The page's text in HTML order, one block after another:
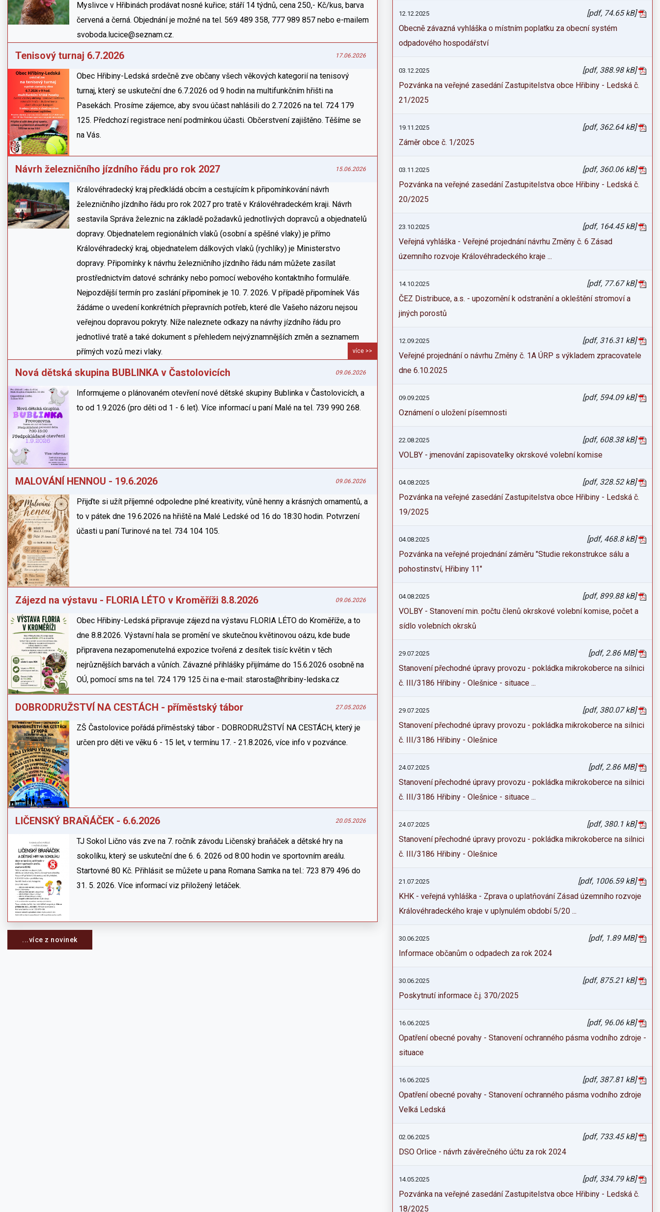
Myslivce v Hřibinách prodávat nosné kuřice; stáří 14 týdnů, cena 250,- Kč/kus, barva
červená a černá. Objednání je možné na tel. 569 489 358, 777 989 857 nebo e-mailem
svoboda.lucice@seznam.cz.
Tenisový turnaj 6.7.2026 17.06.2026
Obec Hřibiny-Ledská srdečně zve občany všech věkových kategorií na tenisový
turnaj, který se uskuteční dne 6.7.2026 od 9 hodin na multifunkčním hřišti na
Pasekách. Prosíme zájemce, aby svou účast nahlásili do 2.7.2026 na tel. 724 179
125. Předchozí registrace není podmínkou účasti. Občerstvení zajištěno. Těšíme se
na Vás.
Návrh železničního jízdního řádu pro rok 2027 15.06.2026
Královéhradecký kraj předkládá obcím a cestujícím k připomínkování návrh
železničního jízdního řádu pro rok 2027 pro tratě v Královéhradeckém kraji. Návrh
sestavila Správa železnic na základě požadavků jednotlivých dopravců a objednatelů
dopravy. Objednatelem regionálních vlaků (osobní a spěšné vlaky) je přímo
Královéhradecký kraj, objednatelem dálkových vlaků (rychlíky) je Ministerstvo
dopravy. Připomínky k návrhu železničního jízdního řádu nám můžete zasílat
prostřednictvím datové schránky nebo pomocí webového kontaktního formuláře.
Nejpozdější termín pro zaslání připomínek je 10. 7. 2026. V případě připomínek Vás
žádáme o uvedení konkrétních přepravních potřeb, které dle Vašeho názoru nejsou
veřejnou dopravou pokryty. Níže naleznete odkazy na návrhy jízdního řádu pro
jednotlivé tratě a také dokument s přehledem nejvýznamnějších změn a seznamem
přímých vozů mezi vlaky.
více >>
Nová dětská skupina BUBLINKA v Častolovicích 09.06.2026
Informujeme o plánovaném otevření nové dětské skupiny Bublinka v Častolovicích, a
to od 1.9.2026 (pro děti od 1 - 6 let). Více informací u paní Malé na tel. 739 990 268.
MALOVÁNÍ HENNOU - 19.6.2026 09.06.2026
Přijďte si užít příjemné odpoledne plné kreativity, vůně henny a krásných ornamentů, a
to v pátek dne 19.6.2026 na hřiště na Malé Ledské od 16 do 18:30 hodin. Potvrzení
účasti u paní Turinové na tel. 734 104 105.
Zájezd na výstavu - FLORIA LÉTO v Kroměříži 8.8.2026 09.06.2026
Obec Hřibiny-Ledská připravuje zájezd na výstavu FLORIA LÉTO do Kroměříže, a to
dne 8.8.2026. Výstavní hala se promění ve skutečnou květinovou oázu, kde bude
připravena nezapomenutelná expozice tvořená z desítek tisíc květin v těch
nejrůznějších barvách a vůních. Závazné přihlášky přijímáme do 15.6.2026 osobně na
OÚ, pomocí sms na tel. 724 179 125 či na e-mail: starosta@hribiny-ledska.cz
DOBRODRUŽSTVÍ NA CESTÁCH - příměstský tábor 27.05.2026
ZŠ Častolovice pořádá příměstský tábor - DOBRODRUŽSTVÍ NA CESTÁCH, který je
určen pro děti ve věku 6 - 15 let, v termínu 17. - 21.8.2026, více info v pozvánce.
LIČENSKÝ BRAŇÁČEK - 6.6.2026 20.05.2026
TJ Sokol Lično vás zve na 7. ročník závodu Ličenský braňáček a dětské hry na
sokolíku, který se uskuteční dne 6. 6. 2026 od 8:00 hodin ve sportovním areálu.
Startovné 80 Kč. Přihlásit se můžete u pana Romana Samka na tel.: 723 879 496 do
31. 5. 2026. Více informací viz přiložený letáček.
...více z novinek
12.12.2025
[pdf, 74.65 kB]
Obecně závazná vyhláška o místním poplatku za obecní systém
odpadového hospodářství
03.12.2025
[pdf, 388.98 kB]
Pozvánka na veřejné zasedání Zastupitelstva obce Hřibiny - Ledská č.
21/2025
19.11.2025
[pdf, 362.64 kB]
Záměr obce č. 1/2025
03.11.2025
[pdf, 360.06 kB]
Pozvánka na veřejné zasedání Zastupitelstva obce Hřibiny - Ledská č.
20/2025
23.10.2025
[pdf, 164.45 kB]
Veřejná vyhláška - Veřejné projednání návrhu Změny č. 6 Zásad
územního rozvoje Královéhradeckého kraje ...
14.10.2025
[pdf, 77.67 kB]
ČEZ Distribuce, a.s. - upozornění k odstranění a okleštění stromoví a
jiných porostů
12.09.2025
[pdf, 316.31 kB]
Veřejné projednání o návrhu Změny č. 1A ÚRP s výkladem zpracovatele
dne 6.10.2025
09.09.2025
[pdf, 594.09 kB]
Oznámení o uložení písemnosti
22.08.2025
[pdf, 608.38 kB]
VOLBY - jmenování zapisovatelky okrskové volební komise
04.08.2025
[pdf, 328.52 kB]
Pozvánka na veřejné zasedání Zastupitelstva obce Hřibiny - Ledská č.
19/2025
04.08.2025
[pdf, 468.8 kB]
Pozvánka na veřejné projednání záměru "Studie rekonstrukce sálu a
pohostinství, Hřibiny 11"
04.08.2025
[pdf, 899.88 kB]
VOLBY - Stanovení min. počtu členů okrskové volební komise, počet a
sídlo volebních okrsků
29.07.2025
[pdf, 2.86 MB]
Stanovení přechodné úpravy provozu - pokládka mikrokoberce na silnici
č. III/3186 Hřibiny - Olešnice - situace ...
29.07.2025
[pdf, 380.07 kB]
Stanovení přechodné úpravy provozu - pokládka mikrokoberce na silnici
č. III/3186 Hřibiny - Olešnice
24.07.2025
[pdf, 2.86 MB]
Stanovení přechodné úpravy provozu - pokládka mikrokoberce na silnici
č. III/3186 Hřibiny - Olešnice - situace ...
24.07.2025
[pdf, 380.1 kB]
Stanovení přechodné úpravy provozu - pokládka mikrokoberce na silnici
č. III/3186 Hřibiny - Olešnice
21.07.2025
[pdf, 1006.59 kB]
KHK - veřejná vyhláška - Zprava o uplatňování Zásad územního rozvoje
Královéhradeckého kraje v uplynulém období 5/20 ...
30.06.2025
[pdf, 1.89 MB]
Informace občanům o odpadech za rok 2024
30.06.2025
[pdf, 875.21 kB]
Poskytnutí informace č.j. 370/2025
16.06.2025
[pdf, 96.06 kB]
Opatření obecné povahy - Stanovení ochranného pásma vodního zdroje -
situace
16.06.2025
[pdf, 387.81 kB]
Opatření obecné povahy - Stanovení ochranného pásma vodního zdroje
Velká Ledská
02.06.2025
[pdf, 733.45 kB]
DSO Orlice - návrh závěrečného účtu za rok 2024
14.05.2025
[pdf, 334.79 kB]
Pozvánka na veřejné zasedání Zastupitelstva obce Hřibiny - Ledská č.
18/2025